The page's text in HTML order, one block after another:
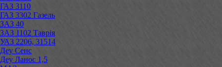
ГАЗ 3110
ГАЗ 3302 Газель
ЗАЗ 40
ЗАЗ 1102 Таврія
УАЗ 2206, 31514
Деу Сенс
Деу Ланос 1,5